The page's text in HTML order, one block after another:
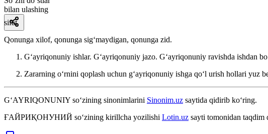
bilan ulashing
sifat
Qonunga xilof, qonunga sigʻmaydigan, qonunga zid.
Gʻayriqonuniy ishlar. Gʻayriqonuniy jazo. Gʻayriqonuniy ravishda ishdan
Zararning oʻrnini qoplash uchun gʻayriqonuniy ishga qoʻl urish hollari yuz
G‘AYRIQONUNIY so‘zining sinonimlarini Sinonim.uz saytida qidirib ko‘ring.
ҒАЙРИҚОНУНИЙ so‘zining kirillcha yozilishi Lotin.uz sayti tomonidan taqdim